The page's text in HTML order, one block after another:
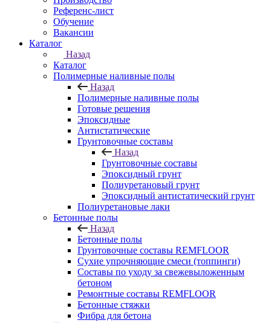
Референс-лист
Обучение
Вакансии
Каталог
Назад
Каталог
Полимерные наливные полы
Назад
Полимерные наливные полы
Готовые решения
Эпоксидные
Антистатические
Грунтовочные составы
Назад
Грунтовочные составы
Эпоксидный грунт
Полиуретановый грунт
Эпоксидный антистатический грунт
Полиуретановые лаки
Бетонные полы
Назад
Бетонные полы
Грунтовочные составы REMFLOOR
Сухие упрочняющие смеси (топпинги)
Составы по уходу за свежевыложенным
бетоном
Ремонтные составы REMFLOOR
Бетонные стяжки
Фибра для бетона